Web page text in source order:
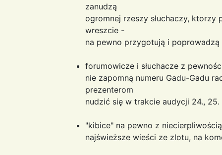
zanudzą
ogromnej rzeszy słuchaczy,
wreszcie -
na pewno przygotują i
forumowicze i słuchacze z
nie zapomną numeru Gadu-Gadu
prezenterom
nudzić się w trakcie audycji 24.,
"kibice" na pewno z
najświeższe wieści ze zlotu, na